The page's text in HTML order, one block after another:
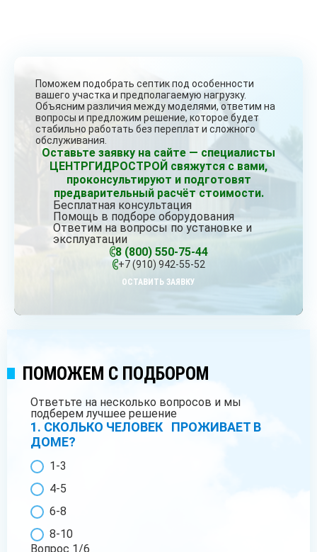
Поможем подобрать септик под особенности
вашего участка и предполагаемую нагрузку.
Объясним различия между моделями, ответим на
вопросы и предложим решение, которое будет
стабильно работать без переплат и сложного
обслуживания.
Оставьте заявку на сайте — специалисты
ЦЕНТРГИДРОСТРОЙ свяжутся с вами,
проконсультируют и подготовят
предварительный расчёт стоимости.
Бесплатная консультация
Помощь в подборе оборудования
Ответим на вопросы по установке и
эксплуатации
8 (800) 550-75-44
+7 (910) 942-55-52
ОСТАВИТЬ ЗАЯВКУ
ПОМОЖЕМ С ПОДБОРОМ
Ответьте на несколько вопросов и мы
подберем лучшее решение
1. СКОЛЬКО ЧЕЛОВЕК ПРОЖИВАЕТ В
ДОМЕ?
1-3
4-5
6-8
8-10
Вопрос 1/6